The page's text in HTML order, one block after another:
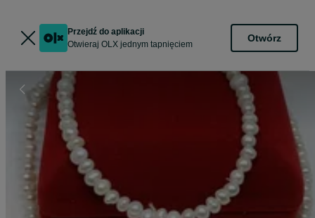
Przejdź do aplikacji
Otwieraj OLX jednym tapnięciem
Otwórz